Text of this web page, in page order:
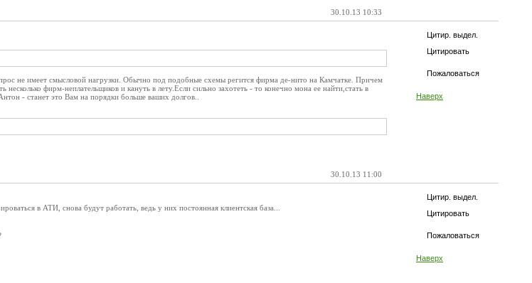
30.10.13 10:33
Цитир. выдел.
Цитировать
Пожаловаться
Наверх
не имеет смысловой нагрузки. Обычно под подобные схемы регится фирма де-нито на Камчатке. Причем
несколько фирм-неплательщиков и кануть в лету.Если сильно захотеть - то конечно мона ее найти,стать в
- станет это Вам на порядки больше ваших долгов..
30.10.13 11:00
Цитир. выдел.
Цитировать
Пожаловаться
Наверх
в АТИ, снова будут работать, ведь у них постоянная клиентская база...